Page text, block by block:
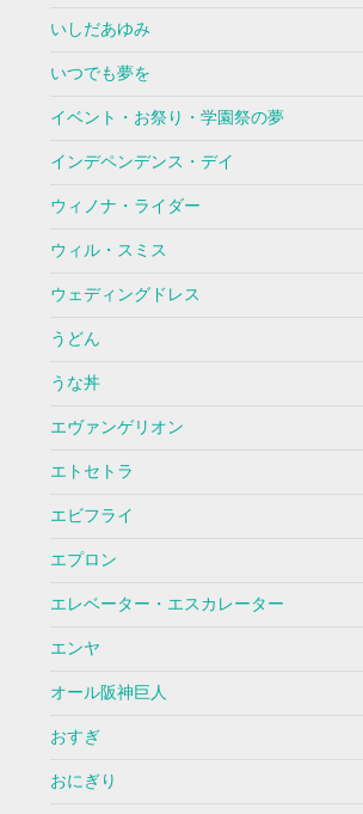
いしだあゆみ
いつでも夢を
イベント・お祭り・学園祭の夢
インデペンデンス・デイ
ウィノナ・ライダー
ウィル・スミス
ウェディングドレス
うどん
うな丼
エヴァンゲリオン
エトセトラ
エビフライ
エプロン
エレベーター・エスカレーター
エンヤ
オール阪神巨人
おすぎ
おにぎり